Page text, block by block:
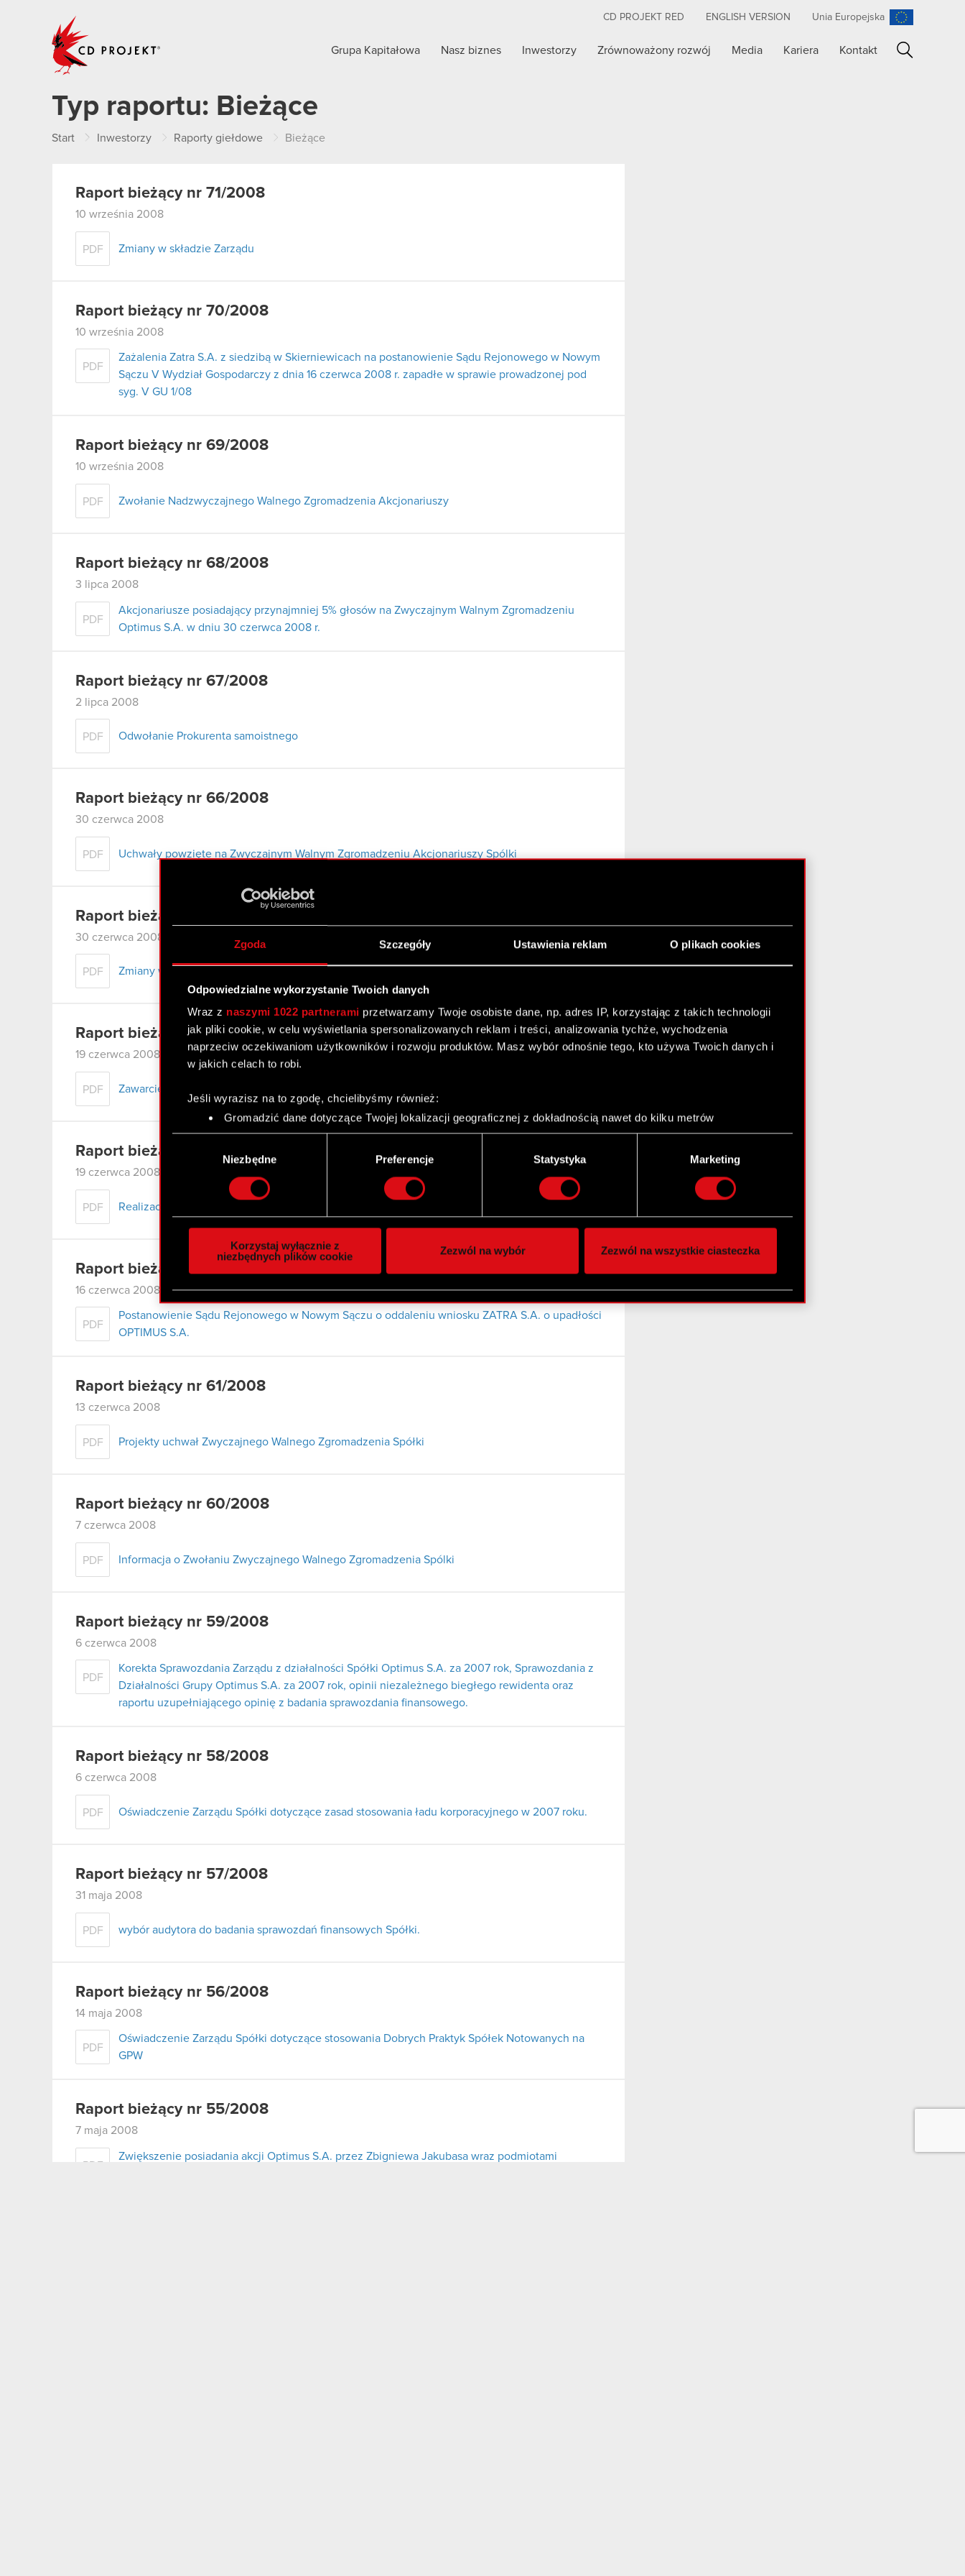
Zgoda Szczegóły Ustawienia reklam O plikach cookies
Odpowiedzialne wykorzystanie Twoich danych
Wraz z naszymi 1022 partnerami przetwarzamy Twoje osobiste dane, np. adres IP, korzystając z takich technologii
jak pliki cookie, w celu wyświetlania spersonalizowanych reklam i treści, analizowania tychże, wychodzenia
naprzeciw oczekiwaniom użytkowników i rozwoju produktów. Masz wybór odnośnie tego, kto używa Twoich danych i
w jakich celach to robi.
Jeśli wyrazisz na to zgodę, chcielibyśmy również:
Gromadzić dane dotyczące Twojej lokalizacji geograficznej z dokładnością nawet do kilku metrów
Identyfikować Twoje urządzenie, aktywnie analizując charakteryzującego je zbiory danych (fingerprinting,
Dowiedz się więcej odnośnie tego, jak Twoje osobiste dane są przetwarzane oraz ustaw własne preferencje w
szczegółów . W Deklaracji plików cookie możesz zmienić lub wycofać swoją zgodę w dowolnej chwili.
Wykorzystujemy pliki cookie do spersonalizowania treści i reklam, aby oferować funkcje społecznościowe i
społecznościowym, reklamowym i analitycznym. Partnerzy mogą połączyć te informacje z innymi danymi
otrzymanymi od Ciebie lub uzyskanymi podczas korzystania z ich usług. Kontynuując korzystanie z naszej witryny,
zgadasz się na używanie plików cookie.
Niezbędne Preferencje Statystyka Marketing
Korzystaj wyłącznie z
niezbędnych plików cookie
Zezwól na wybór Zezwól na wszystkie ciasteczka
CD PROJEKT RED ENGLISH VERSION Unia Europejska
Grupa Kapitałowa Nasz biznes Inwestorzy Zrównoważony rozwój Media Kariera Kontakt
Typ raportu: Bieżące
Start Inwestorzy Raporty giełdowe Bieżące
Raport bieżący nr 71/2008
10 września 2008
PDF Zmiany w składzie Zarządu
Raport bieżący nr 70/2008
10 września 2008
PDF
Zażalenia Zatra S.A. z siedzibą w Skierniewicach na postanowienie Sądu Rejonowego w Nowym
Sączu V Wydział Gospodarczy z dnia 16 czerwca 2008 r. zapadłe w sprawie prowadzonej pod
syg. V GU 1/08
Raport bieżący nr 69/2008
10 września 2008
PDF Zwołanie Nadzwyczajnego Walnego Zgromadzenia Akcjonariuszy
Raport bieżący nr 68/2008
3 lipca 2008
PDF
Akcjonariusze posiadający przynajmniej 5% głosów na Zwyczajnym Walnym Zgromadzeniu
Optimus S.A. w dniu 30 czerwca 2008 r.
Raport bieżący nr 67/2008
2 lipca 2008
PDF Odwołanie Prokurenta samoistnego
Raport bieżący nr 66/2008
30 czerwca 2008
PDF Uchwały powzięte na Zwyczajnym Walnym Zgromadzeniu Akcjonariuszy Spólki
Raport bieżący nr 65/2008
30 czerwca 2008
PDF Zmiany w składzie Zarządu
Raport bieżący nr 64/2008
19 czerwca 2008
PDF Zawarcie znaczącej umowy
Raport bieżący nr 63/2008
19 czerwca 2008
PDF Realizacja postanowień umowy strategicznej w części korporacyjnej
Raport bieżący nr 62/2008
16 czerwca 2008
PDF
Postanowienie Sądu Rejonowego w Nowym Sączu o oddaleniu wniosku ZATRA S.A. o upadłości
OPTIMUS S.A.
Raport bieżący nr 61/2008
13 czerwca 2008
PDF Projekty uchwał Zwyczajnego Walnego Zgromadzenia Spółki
Raport bieżący nr 60/2008
7 czerwca 2008
PDF Informacja o Zwołaniu Zwyczajnego Walnego Zgromadzenia Spólki
Raport bieżący nr 59/2008
6 czerwca 2008
PDF
Korekta Sprawozdania Zarządu z działalności Spółki Optimus S.A. za 2007 rok, Sprawozdania z
Działalności Grupy Optimus S.A. za 2007 rok, opinii niezależnego biegłego rewidenta oraz
raportu uzupełniającego opinię z badania sprawozdania finansowego.
Raport bieżący nr 58/2008
6 czerwca 2008
PDF Oświadczenie Zarządu Spółki dotyczące zasad stosowania ładu korporacyjnego w 2007 roku.
Raport bieżący nr 57/2008
31 maja 2008
PDF wybór audytora do badania sprawozdań finansowych Spółki.
Raport bieżący nr 56/2008
14 maja 2008
PDF
Oświadczenie Zarządu Spółki dotyczące stosowania Dobrych Praktyk Spółek Notowanych na
GPW
Raport bieżący nr 55/2008
7 maja 2008
PDF
Zwiększenie posiadania akcji Optimus S.A. przez Zbigniewa Jakubasa wraz podmiotami